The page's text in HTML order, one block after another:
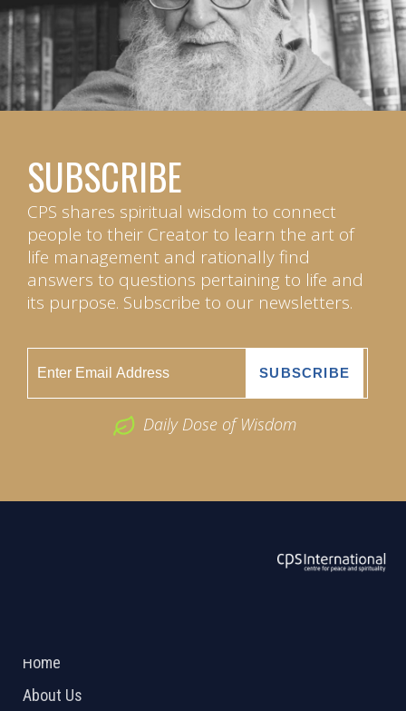
SUBSCRIBE
CPS shares spiritual wisdom to connect
people to their Creator to learn the art of
life management and rationally find
answers to questions pertaining to life and
its purpose. Subscribe to our newsletters.
Daily Dose of Wisdom
Home
About Us